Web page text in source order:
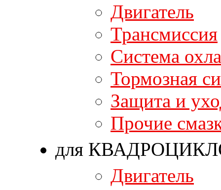
Двигатель
Трансмиссия
Система
Тормозная
Защита и
Прочие
для
Двигатель